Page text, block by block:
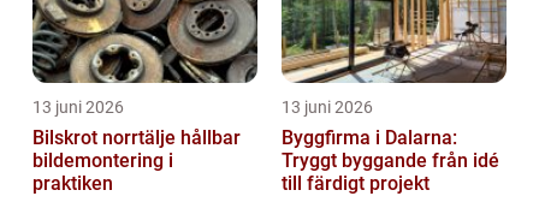
13 juni 2026
Bilskrot norrtälje hållbar
bildemontering i
praktiken
13 juni 2026
Byggfirma i Dalarna:
Tryggt byggande från idé
till färdigt projekt